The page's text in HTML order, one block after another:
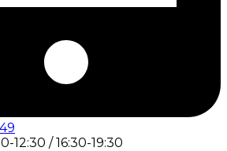
12:30 / 16:30-19:30